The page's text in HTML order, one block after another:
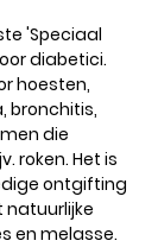
'Speciaal
diabetici.
hoesten,
bronchitis,
die
roken. Het is
ontgifting
en melasse.